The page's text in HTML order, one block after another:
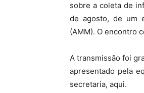
sobre a coleta de
de agosto, de um
(AMM). O encontro
A transmissão foi
apresentado pela
secretaria, aqui.